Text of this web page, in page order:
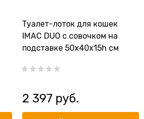
Туалет-лоток для кошек
IMAC DUO с совочком на
подставке 50х40х15h см
2 397 руб.